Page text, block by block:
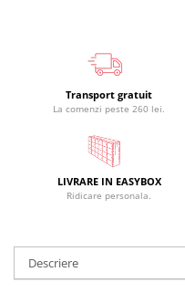
Transport gratuit
La comenzi peste 260 lei.
LIVRARE IN EASYBOX
Ridicare personala.
Descriere